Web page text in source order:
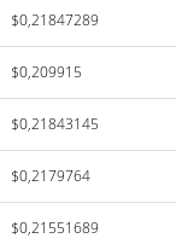
$0,21847289
$0,209915
$0,21843145
$0,2179764
$0,21551689